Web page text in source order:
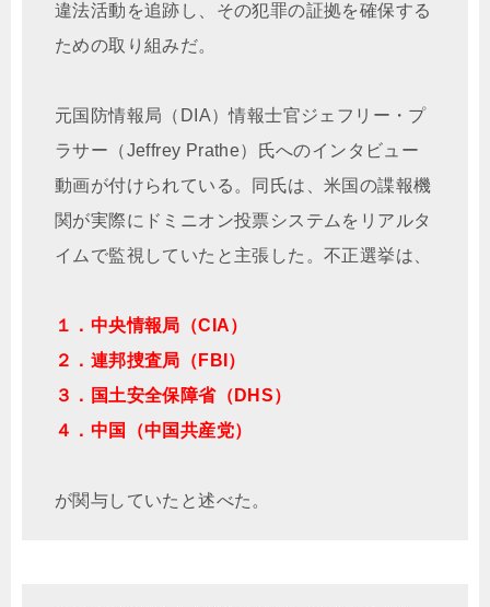
違法活動を追跡し、その犯罪の証拠を確保する
ための取り組みだ。
元国防情報局（DIA）情報士官ジェフリー・プ
ラサー（Jeffrey Prathe）氏へのインタビュー
動画が付けられている。同氏は、米国の諜報機
関が実際にドミニオン投票システムをリアルタ
イムで監視していたと主張した。不正選挙は、
１．中央情報局（CIA）
２．連邦捜査局（FBI）
３．国土安全保障省（DHS）
４．中国（中国共産党）
が関与していたと述べた。